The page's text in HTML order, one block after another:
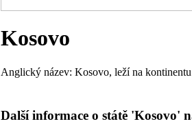
Kosovo
Anglický název: Kosovo, leží na
Další informace o státě 'Kosovo'